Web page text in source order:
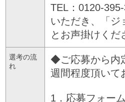
TEL：0120-
いただき、「ジ
とお声掛けくだ
選考の流
れ
◆ご応募から内
週間程度頂いて
1．応募フォー